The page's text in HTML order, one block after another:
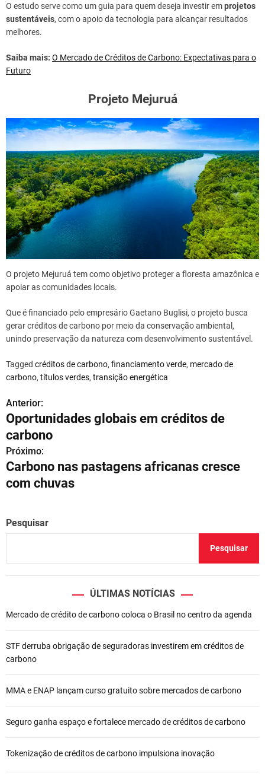
O estudo serve como um guia para quem deseja investir emprojetos
sustentáveis, com o apoio da tecnologia para alcançar resultados
melhores.
Saiba mais: O Mercado de Créditos de Carbono: Expectativas para o
Futuro
Projeto Mejuruá
O projeto Mejuruá tem como objetivo proteger a floresta amazônica e
apoiar as comunidades locais.
Que é financiado pelo empresário Gaetano Buglisi, o projeto busca
gerar créditos de carbono por meio da conservação ambiental,
unindo preservação da natureza com desenvolvimento sustentável.
Tagged créditos de carbono, financiamento verde, mercado de
carbono, títulos verdes, transição energética
N
a
v
e
a
ã
d
e
P
o
t
Anterior:
Oportunidades globais em créditos de
carbono
Próximo:
Carbono nas pastagens africanas cresce
com chuvas
Pesquisar
Pesquisar
ÚLTIMAS NOTÍCIAS
Mercado de crédito de carbono coloca o Brasil no centro da agenda
STF derruba obrigação de seguradoras investirem em créditos de
carbono
MMA e ENAP lançam curso gratuito sobre mercados de carbono
Seguro ganha espaço e fortalece mercado de créditos de carbono
Tokenização de créditos de carbono impulsiona inovação